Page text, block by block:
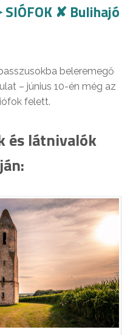
✘ Bulihajó
beleremegő
– június 10-én még az
felett.
és látnivalók